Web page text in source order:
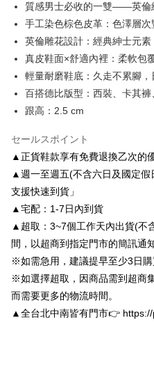
華南商業銀行
上海商業儲蓄銀行
国泰世華商業銀行
台湾中小企業銀行
聯邦商業銀行
元大商業銀行
玉山商業銀行
台湾楽天クレジットカード会社
華南商業銀行
上海商業儲蓄銀行
国泰世華商業銀行
台湾中小企業銀行
HSBC(台湾)商業銀行
元大商業銀行
台新國際商業銀行
台湾楽天クレジットカード会社
LINE Pay
Apple Pay
JKOPAY
Easy Wallet
AFTEE代金後払い
一、 AFTEE代金後払いについて
1.お支払い方法でAFTEE代金後払い
ウが表示されます。
3.注文するときのお支払いは不要で
す。
4.ご注文が完了すると、携帯に支払
の場合は、AFTEE アプリプッシュ
5.商品受け取り時のお支払いは不要
はアプリの通知に従って、4大コン
ATM払い
配送方法
付款後全家取貨
配送毎にNT$80、NT$3,000以
付款後7-11取貨
配送毎にNT$80、NT$3,000以
質感男士必收的一雙——英倫
手工染色棕色皮革：色澤層
英倫雕花設計：經典紳士元素
真皮鞋面×舒適內裡：柔軟包
輕量耐磨鞋底：久走不累腳
百搭德比版型：西裝、卡其
跟高：2.5 cm
セールスポイント
▲正貨鞋款享有免費退換乙次的
▲週一至週五(不含六日及國定假
支援快速到貨」
▲宅配：1-7日內到貨
▲超取：3~7個工作天內出貨(不
間，以超商到指定門市的簡訊通
※如需急用，建議提早至少3日購
※如選擇超取，因商品需到超商
而需要更多的物流時間。
▲全台北中南皆有門市👉